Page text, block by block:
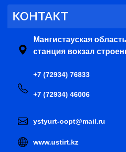
КОНТАКТ
Мангистауская
станция вокзал
+7 (72934) 76833
+7 (72934) 46006
ystyurt-oopt@mail.ru
www.ustirt.kz